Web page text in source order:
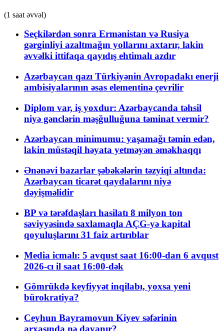
(1 saat əvvəl)
Seçkilərdən sonra Ermənistan və Rusiya
gərginliyi azaltmağın yollarını axtarır, lakin
əvvəlki ittifaqa qayıdış ehtimalı azdır
Azərbaycan qazı Türkiyənin Avropadakı enerji
ambisiyalarının əsas elementinə çevrilir
Diplom var, iş yoxdur: Azərbaycanda təhsil
niyə gənclərin məşğulluğuna təminat vermir?
Azərbaycan minimumu: yaşamağı təmin edən,
lakin müstəqil həyata yetməyən əməkhaqqı
Ənənəvi bazarlar şəbəkələrin təzyiqi altında:
Azərbaycan ticarət qaydalarını niyə
dəyişməlidir
BP və tərəfdaşları hasilatı 8 milyon ton
səviyyəsində saxlamaqla AÇG-yə kapital
qoyuluşlarını 31 faiz artırıblar
Media icmalı: 5 avqust saat 16:00-dan 6 avqust
2026-cı il saat 16:00-dək
Gömrükdə keyfiyyət inqilabı, yoxsa yeni
bürokratiya?
Ceyhun Bayramovun Kiyev səfərinin
arxasında nə dayanır?